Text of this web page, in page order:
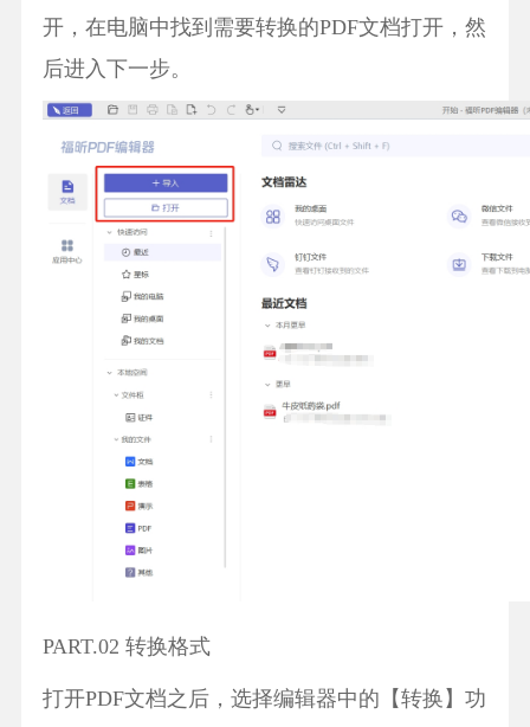
开，在电脑中找到需要转换的PDF文档打开，然
后进入下一步。
PART.02 转换格式
打开PDF文档之后，选择编辑器中的【转换】功